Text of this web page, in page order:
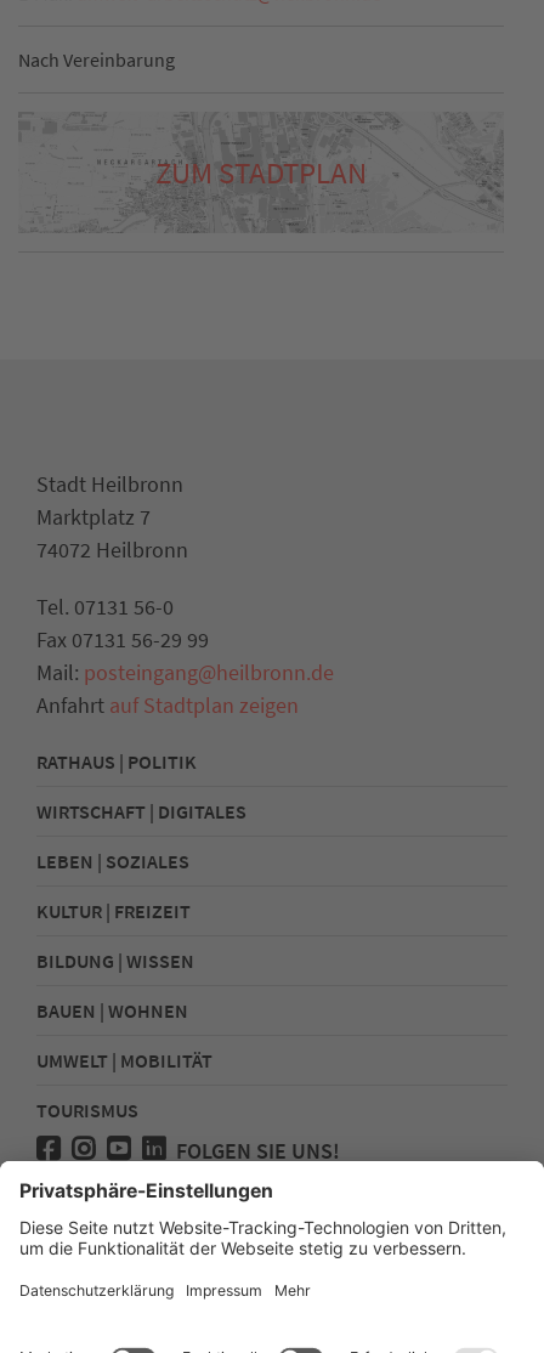
Nach Vereinbarung
ZUM STADTPLAN
Stadt Heilbronn
Marktplatz 7
74072 Heilbronn
Tel. 07131 56-0
Fax 07131 56-29 99
Mail: posteingang@heilbronn.de
Anfahrt auf Stadtplan zeigen
RATHAUS | POLITIK
WIRTSCHAFT | DIGITALES
LEBEN | SOZIALES
KULTUR | FREIZEIT
BILDUNG | WISSEN
BAUEN | WOHNEN
UMWELT | MOBILITÄT
TOURISMUS
FOLGEN SIE UNS!
Presse
Kontakt
Impressum